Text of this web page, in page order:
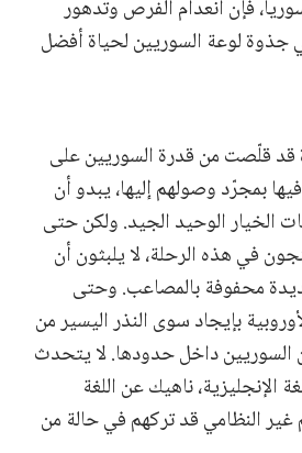
فإن انعدام الفرص وتدهور
جذوة لوعة السوريين لحياة أفضل
قد قلّصت من قدرة السوريين على
بمجرّد وصولهم إليها، يبدو أن
الخيار الوحيد الجيد. ولكن حتى
في هذه الرحلة، لا يلبثون أن
محفوفة بالمصاعب. وحتى
بإيجاد سوى النذر اليسير من
السوريين داخل حدودها. لا يتحدث
الإنجليزية، ناهيك عن اللغة
غير النظامي قد تركهم في حالة من